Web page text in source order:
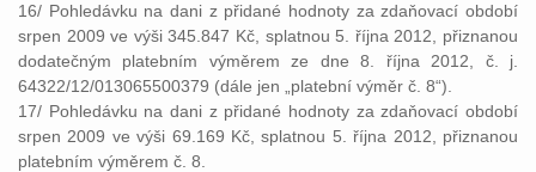
16/ Pohledávku na dani z přidané hodnoty za zdaňovací období
srpen 2009 ve výši 345.847 Kč, splatnou 5. října 2012, přiznanou
dodatečným platebním výměrem ze dne 8. října 2012, č. j.
64322/12/013065500379 (dále jen „platební výměr č. 8“).
17/ Pohledávku na dani z přidané hodnoty za zdaňovací období
srpen 2009 ve výši 69.169 Kč, splatnou 5. října 2012, přiznanou
platebním výměrem č. 8.